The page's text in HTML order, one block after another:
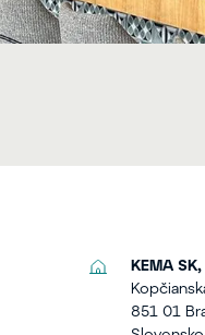
KEMA
851 01